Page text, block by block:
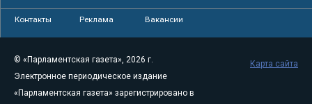
Контакты Реклама Вакансии
© «Парламентская газета», 2026 г.
Электронное периодическое издание
«Парламентская газета» зарегистрировано в
Карта сайта